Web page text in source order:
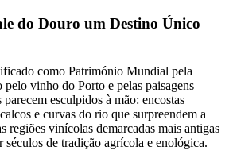
do Douro um Destino Único
como Património Mundial pela
vinho do Porto e pelas paisagens
esculpidos à mão: encostas
e curvas do rio que surpreendem a
regiões vinícolas demarcadas mais antigas
de tradição agrícola e enológica.